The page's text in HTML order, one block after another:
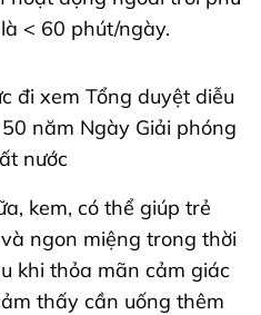
< 60 phút/ngày.
đi xem Tổng duyệt diễu
năm Ngày Giải phóng
nước
kem, có thể giúp trẻ
ngon miệng trong thời
khi thỏa mãn cảm giác
thấy cần uống thêm